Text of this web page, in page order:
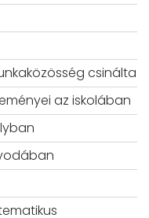
csinálta
az iskolában